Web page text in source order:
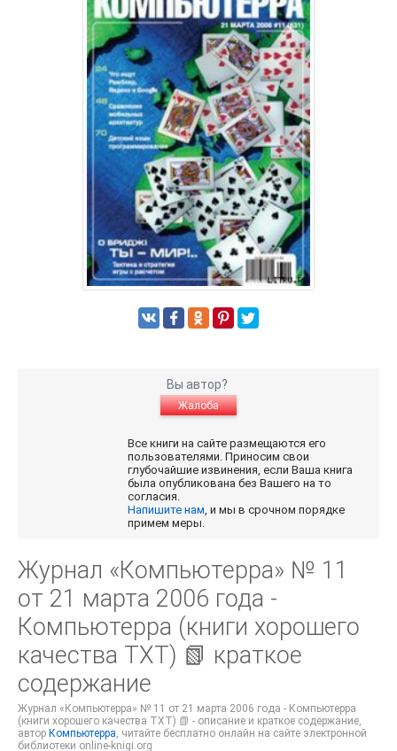
Вы автор?
Жалоба
Все книги на сайте размещаются его
пользователями. Приносим свои
глубочайшие извинения, если Ваша книга
была опубликована без Вашего на то
согласия.
Напишите нам, и мы в срочном порядке
примем меры.
Журнал «Компьютерра» № 11
от 21 марта 2006 года -
Компьютерра (книги хорошего
качества TXT) 📗 краткое
содержание
Журнал «Компьютерра» № 11 от 21 марта 2006 года - Компьютерра
(книги хорошего качества TXT) 📗 - описание и краткое содержание,
автор Компьютерра, читайте бесплатно онлайн на сайте электронной
библиотеки online-knigi.org